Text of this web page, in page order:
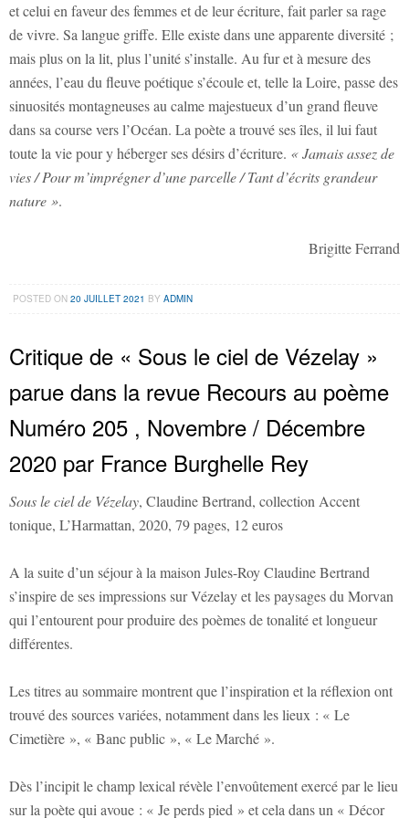
et celui en faveur des femmes et de leur écriture, fait parler sa rage
de vivre. Sa langue griffe. Elle existe dans une apparente diversité ;
mais plus on la lit, plus l’unité s’installe. Au fur et à mesure des
années, l’eau du fleuve poétique s’écoule et, telle la Loire, passe des
sinuosités montagneuses au calme majestueux d’un grand fleuve
dans sa course vers l’Océan. La poète a trouvé ses îles, il lui faut
toute la vie pour y héberger ses désirs d’écriture. « Jamais assez de
vies / Pour m’imprégner d’une parcelle / Tant d’écrits grandeur
nature ».
Brigitte Ferrand
POSTED ON20 JUILLET 2021 BYADMIN
Critique de « Sous le ciel de Vézelay »
parue dans la revue Recours au poème
Numéro 205 , Novembre / Décembre
2020 par France Burghelle Rey
Sous le ciel de Vézelay, Claudine Bertrand, collection Accent
tonique, L’Harmattan, 2020, 79 pages, 12 euros
A la suite d’un séjour à la maison Jules-Roy Claudine Bertrand
s’inspire de ses impressions sur Vézelay et les paysages du Morvan
qui l’entourent pour produire des poèmes de tonalité et longueur
différentes.
Les titres au sommaire montrent que l’inspiration et la réflexion ont
trouvé des sources variées, notamment dans les lieux : « Le
Cimetière », « Banc public », « Le Marché ».
Dès l’incipit le champ lexical révèle l’envoûtement exercé par le lieu
sur la poète qui avoue : « Je perds pied » et cela dans un « Décor